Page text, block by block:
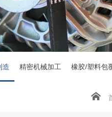
造 精密机械加工 橡胶/塑料包